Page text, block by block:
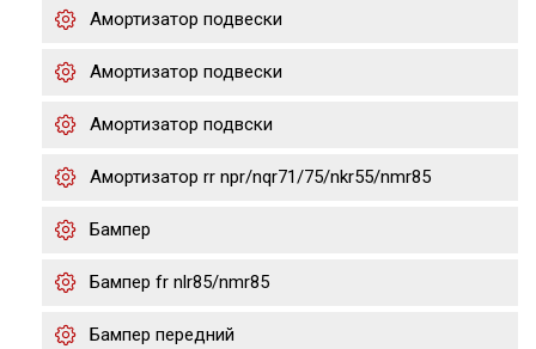
Амортизатор подвески
Амортизатор подвески
Амортизатор подвски
Амортизатор rr npr/nqr71/75/nkr55/nmr85
Бампер
Бампер fr nlr85/nmr85
Бампер передний